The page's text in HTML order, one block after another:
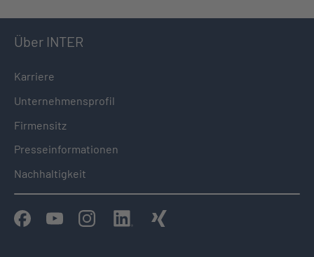
Über INTER
Karriere
Unternehmensprofil
Firmensitz
Presseinformationen
Nachhaltigkeit